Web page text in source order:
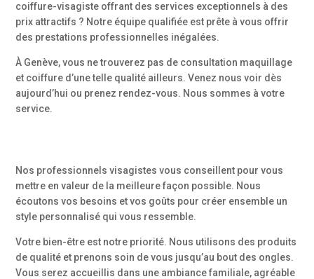
coiffure-visagiste offrant des services exceptionnels à des
prix attractifs ? Notre équipe qualifiée est prête à vous offrir
des prestations professionnelles inégalées.
À Genève, vous ne trouverez pas de consultation maquillage
et coiffure d’une telle qualité ailleurs. Venez nous voir dès
aujourd’hui ou prenez rendez-vous. Nous sommes à votre
service.
Nos professionnels visagistes vous conseillent pour vous
mettre en valeur de la meilleure façon possible. Nous
écoutons vos besoins et vos goûts pour créer ensemble un
style personnalisé qui vous ressemble.
Votre bien-être est notre priorité. Nous utilisons des produits
de qualité et prenons soin de vous jusqu’au bout des ongles.
Vous serez accueillis dans une ambiance familiale, agréable